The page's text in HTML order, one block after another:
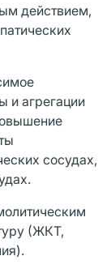
действием,
и агрегации
сосудах,
(ЖКТ,